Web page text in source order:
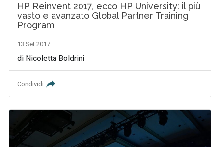
HP Reinvent 2017, ecco HP University: il più
vasto e avanzato Global Partner Training
Program
13 Set 2017
di Nicoletta Boldrini
Condividi